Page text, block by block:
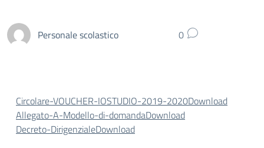
Personale scolastico 0
Circolare-VOUCHER-IOSTUDIO-2019-2020Download
Allegato-A-Modello-di-domandaDownload
Decreto-DirigenzialeDownload